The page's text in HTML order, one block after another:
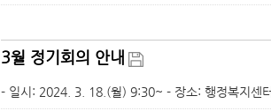
3월 정기회의 안내
- 일시: 2024. 3. 18.(월) 9:30~ - 장소: 행정복지센